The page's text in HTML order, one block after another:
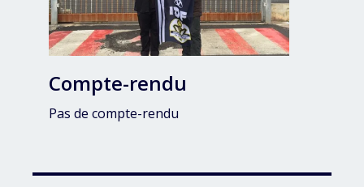
Compte-rendu
Pas de compte-rendu